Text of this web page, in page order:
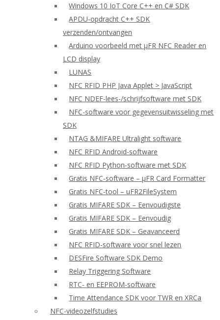
Windows 10 IoT Core C++ en C# SDK
APDU-opdracht C++ SDK
verzenden/ontvangen
Arduino voorbeeld met μFR NFC Reader en
LCD display
LUNAS
NFC RFID PHP Java Applet > JavaScript
NFC NDEF-lees-/schrijfsoftware met SDK
NFC-software voor gegevensuitwisseling met
SDK
NTAG &MIFARE Ultralight software
NFC RFID Android-software
NFC RFID Python-software met SDK
Gratis NFC-software – μFR Card Formatter
Gratis NFC-tool – uFR2FileSystem
Gratis MIFARE SDK – Eenvoudigste
Gratis MIFARE SDK – Eenvoudig
Gratis MIFARE SDK – Geavanceerd
NFC RFID-software voor snel lezen
DESFire Software SDK Demo
Relay Triggering Software
RTC- en EEPROM-software
Time Attendance SDK voor TWR en XRCa
NFC-videozelfstudies